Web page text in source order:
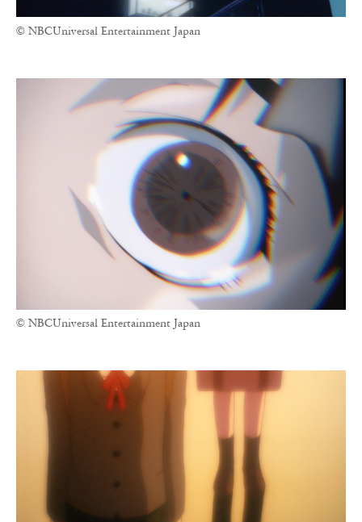
© NBCUniversal Entertainment Japan
© NBCUniversal Entertainment Japan